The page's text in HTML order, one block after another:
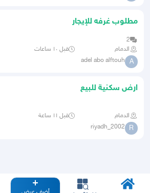
مطلوب غرفه للإيجار
2
الدمام
قبل ١٠ ساعات
A
adel abo alftouh
ارض سكنية للبيع
الدمام قبل ١١ ساعة
R
riyadh_2002